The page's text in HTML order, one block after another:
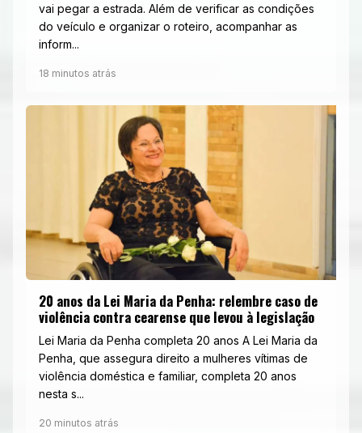
vai pegar a estrada. Além de verificar as condições
do veículo e organizar o roteiro, acompanhar as
inform...
18 minutos atrás
20 anos da Lei Maria da Penha: relembre caso de
violência contra cearense que levou à legislação
Lei Maria da Penha completa 20 anos A Lei Maria da
Penha, que assegura direito a mulheres vítimas de
violência doméstica e familiar, completa 20 anos
nesta s...
20 minutos atrás